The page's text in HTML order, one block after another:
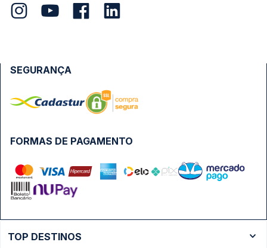
FORMAS DE PAGAMENTO
SEGURANÇA
TOP DESTINOS